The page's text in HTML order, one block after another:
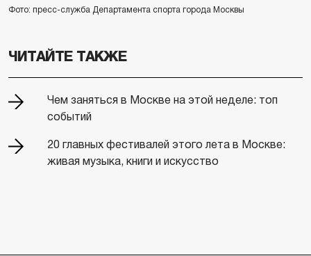
Фото: пресс-служба Департамента спорта города Москвы
ЧИТАЙТЕ ТАКЖЕ
Чем заняться в Москве на этой неделе: топ
событий
20 главных фестивалей этого лета в Москве:
живая музыка, книги и искусство